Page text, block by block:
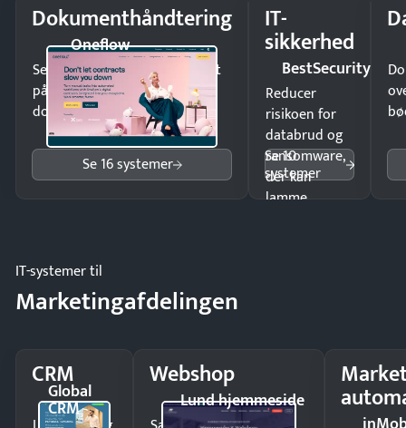
Dokumenthåndtering
Oneflow
Send kontrakter til underskrift
på minutter og mist ingen
dokumenter.
Se 16 systemer
IT-
sikkerhed
BestSecurity
Reducer
risikoen for
databrud og
ransomware,
der kan
lamme
Se 10
systemer
IT-systemer til
Marketingafdelingen
CRM
Global
CRM
Webshop
Lund hjemmeside